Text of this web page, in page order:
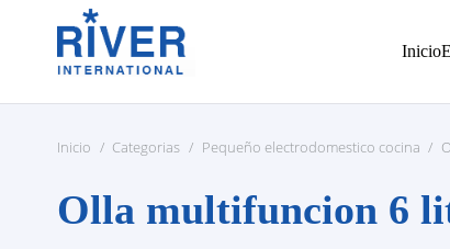
Inicio
Inicio / Categorias / Pequeño electrodomestico cocina /
Olla multifuncion 6